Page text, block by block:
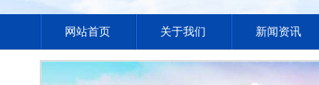
网站首页 关于我们 新闻资讯